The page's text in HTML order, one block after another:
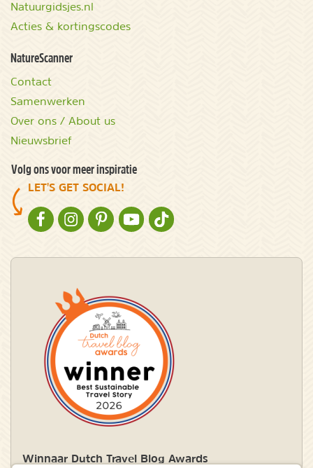
Natuurgidsjes.nl
Acties & kortingscodes
NatureScanner
Contact
Samenwerken
Over ons / About us
Nieuwsbrief
Volg ons voor meer inspiratie
LET'S GET SOCIAL!
NATURESCANNER OP FACEBOOK
NATURESCANNER OP INSTAGRAM
NATURESCANNER OP PINTEREST
NATURESCANNER OP YOUTUBE
NATURESCANNER OP TIKTOK
Winnaar Dutch Travel Blog Awards